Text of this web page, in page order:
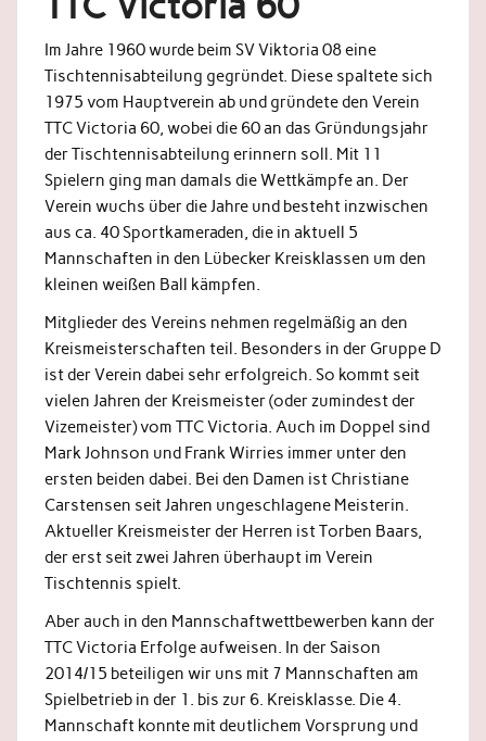
Im Jahre 1960 wurde beim SV Viktoria 08 eine
Tischtennisabteilung gegründet. Diese spaltete sich
1975 vom Hauptverein ab und gründete den Verein
TTC Victoria 60, wobei die 60 an das Gründungsjahr
der Tischtennisabteilung erinnern soll. Mit 11
Spielern ging man damals die Wettkämpfe an. Der
Verein wuchs über die Jahre und besteht inzwischen
aus ca. 40 Sportkameraden, die in aktuell 5
Mannschaften in den Lübecker Kreisklassen um den
kleinen weißen Ball kämpfen.
Mitglieder des Vereins nehmen regelmäßig an den
Kreismeisterschaften teil. Besonders in der Gruppe D
ist der Verein dabei sehr erfolgreich. So kommt seit
vielen Jahren der Kreismeister (oder zumindest der
Vizemeister) vom TTC Victoria. Auch im Doppel sind
Mark Johnson und Frank Wirries immer unter den
ersten beiden dabei. Bei den Damen ist Christiane
Carstensen seit Jahren ungeschlagene Meisterin.
Aktueller Kreismeister der Herren ist Torben Baars,
der erst seit zwei Jahren überhaupt im Verein
Tischtennis spielt.
Aber auch in den Mannschaftwettbewerben kann der
TTC Victoria Erfolge aufweisen. In der Saison
2014/15 beteiligen wir uns mit 7 Mannschaften am
Spielbetrieb in der 1. bis zur 6. Kreisklasse. Die 4.
Mannschaft konnte mit deutlichem Vorsprung und